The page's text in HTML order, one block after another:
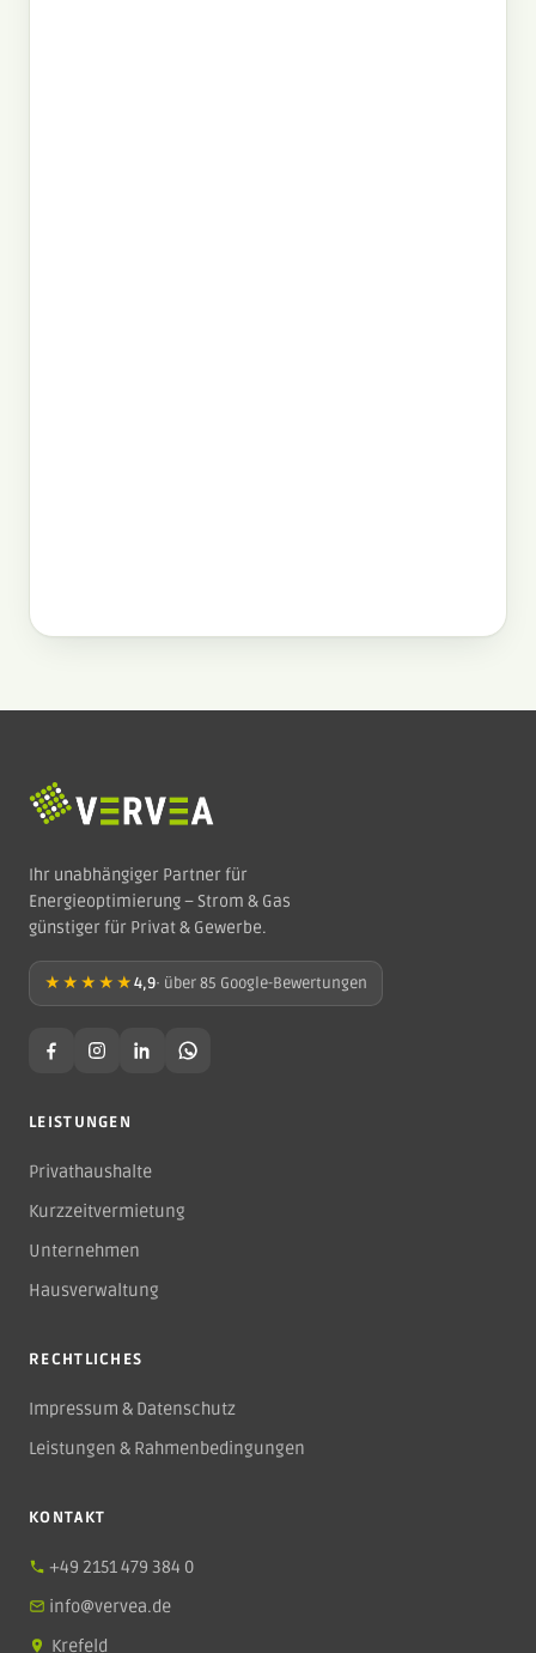
Ihr unabhängiger Partner für
Energieoptimierung – Strom & Gas
günstiger für Privat & Gewerbe.
★★★★★4,9· über 85 Google-Bewertungen
LEISTUNGEN
Privathaushalte
Kurzzeitvermietung
Unternehmen
Hausverwaltung
RECHTLICHES
Impressum & Datenschutz
Leistungen & Rahmenbedingungen
KONTAKT
+49 2151 479 384 0
info@vervea.de
Krefeld